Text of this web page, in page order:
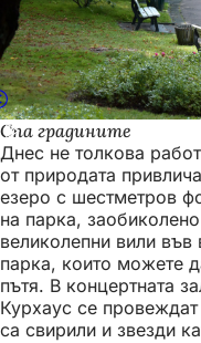
Спа градините
Днес не толкова
от природата
езеро с шестметров
на парка,
великолепни вили
парка, които можете
пътя. В концертната
Курхаус се
са свирили и звезди